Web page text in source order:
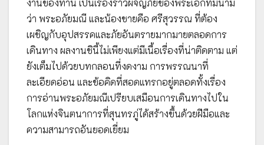
งานของท่าน เป็นเรื่องราวผจญภัยของพระเอกที่มีนาม
ว่า พระอภัยมณี และน้องชายคือ ศรีสุวรรณ ที่ต้อง
เผชิญกับอุปสรรคและภัยอันตรายมากมายตลอดการ
เดินทาง ผลงานชินี้ไม่เพียงแต่มีเนื้อเรื่องที่น่าติดตาม แต่
ยังเต็มไปด้วยบทกลอนที่งดงาม การพรรณนาที่
ละเอียดอ่อน และข้อคิดที่สอดแทรกอยู่ตลอดทั้งเรื่อง
การอ่านพระอภัยมณีเปรียบเสมือนการเดินทางไปใน
โลกแห่งจินตนาการที่สุนทรภู่ได้สร้างขึ้นด้วยฝีมือและ
ความสามารถอันยอดเยี่ยม